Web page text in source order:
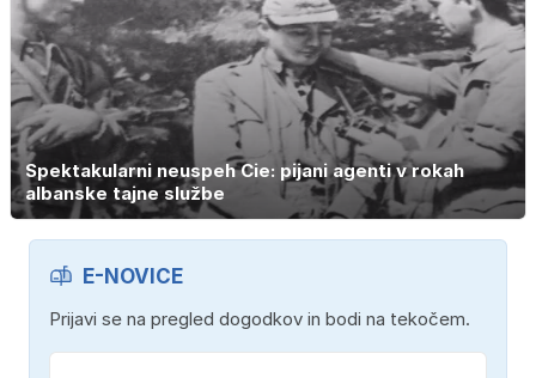
Spektakularni neuspeh Cie: pijani agenti v rokah
albanske tajne službe
E-NOVICE
Prijavi se na pregled dogodkov in bodi na tekočem.